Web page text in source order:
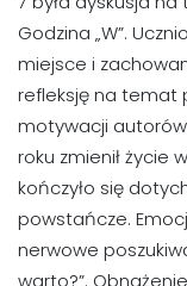
Godzina „W”.
miejsce i
refleksję na temat
motywacji autorów
roku zmienił życie
kończyło się
powstańcze.
nerwowe
warto?”.